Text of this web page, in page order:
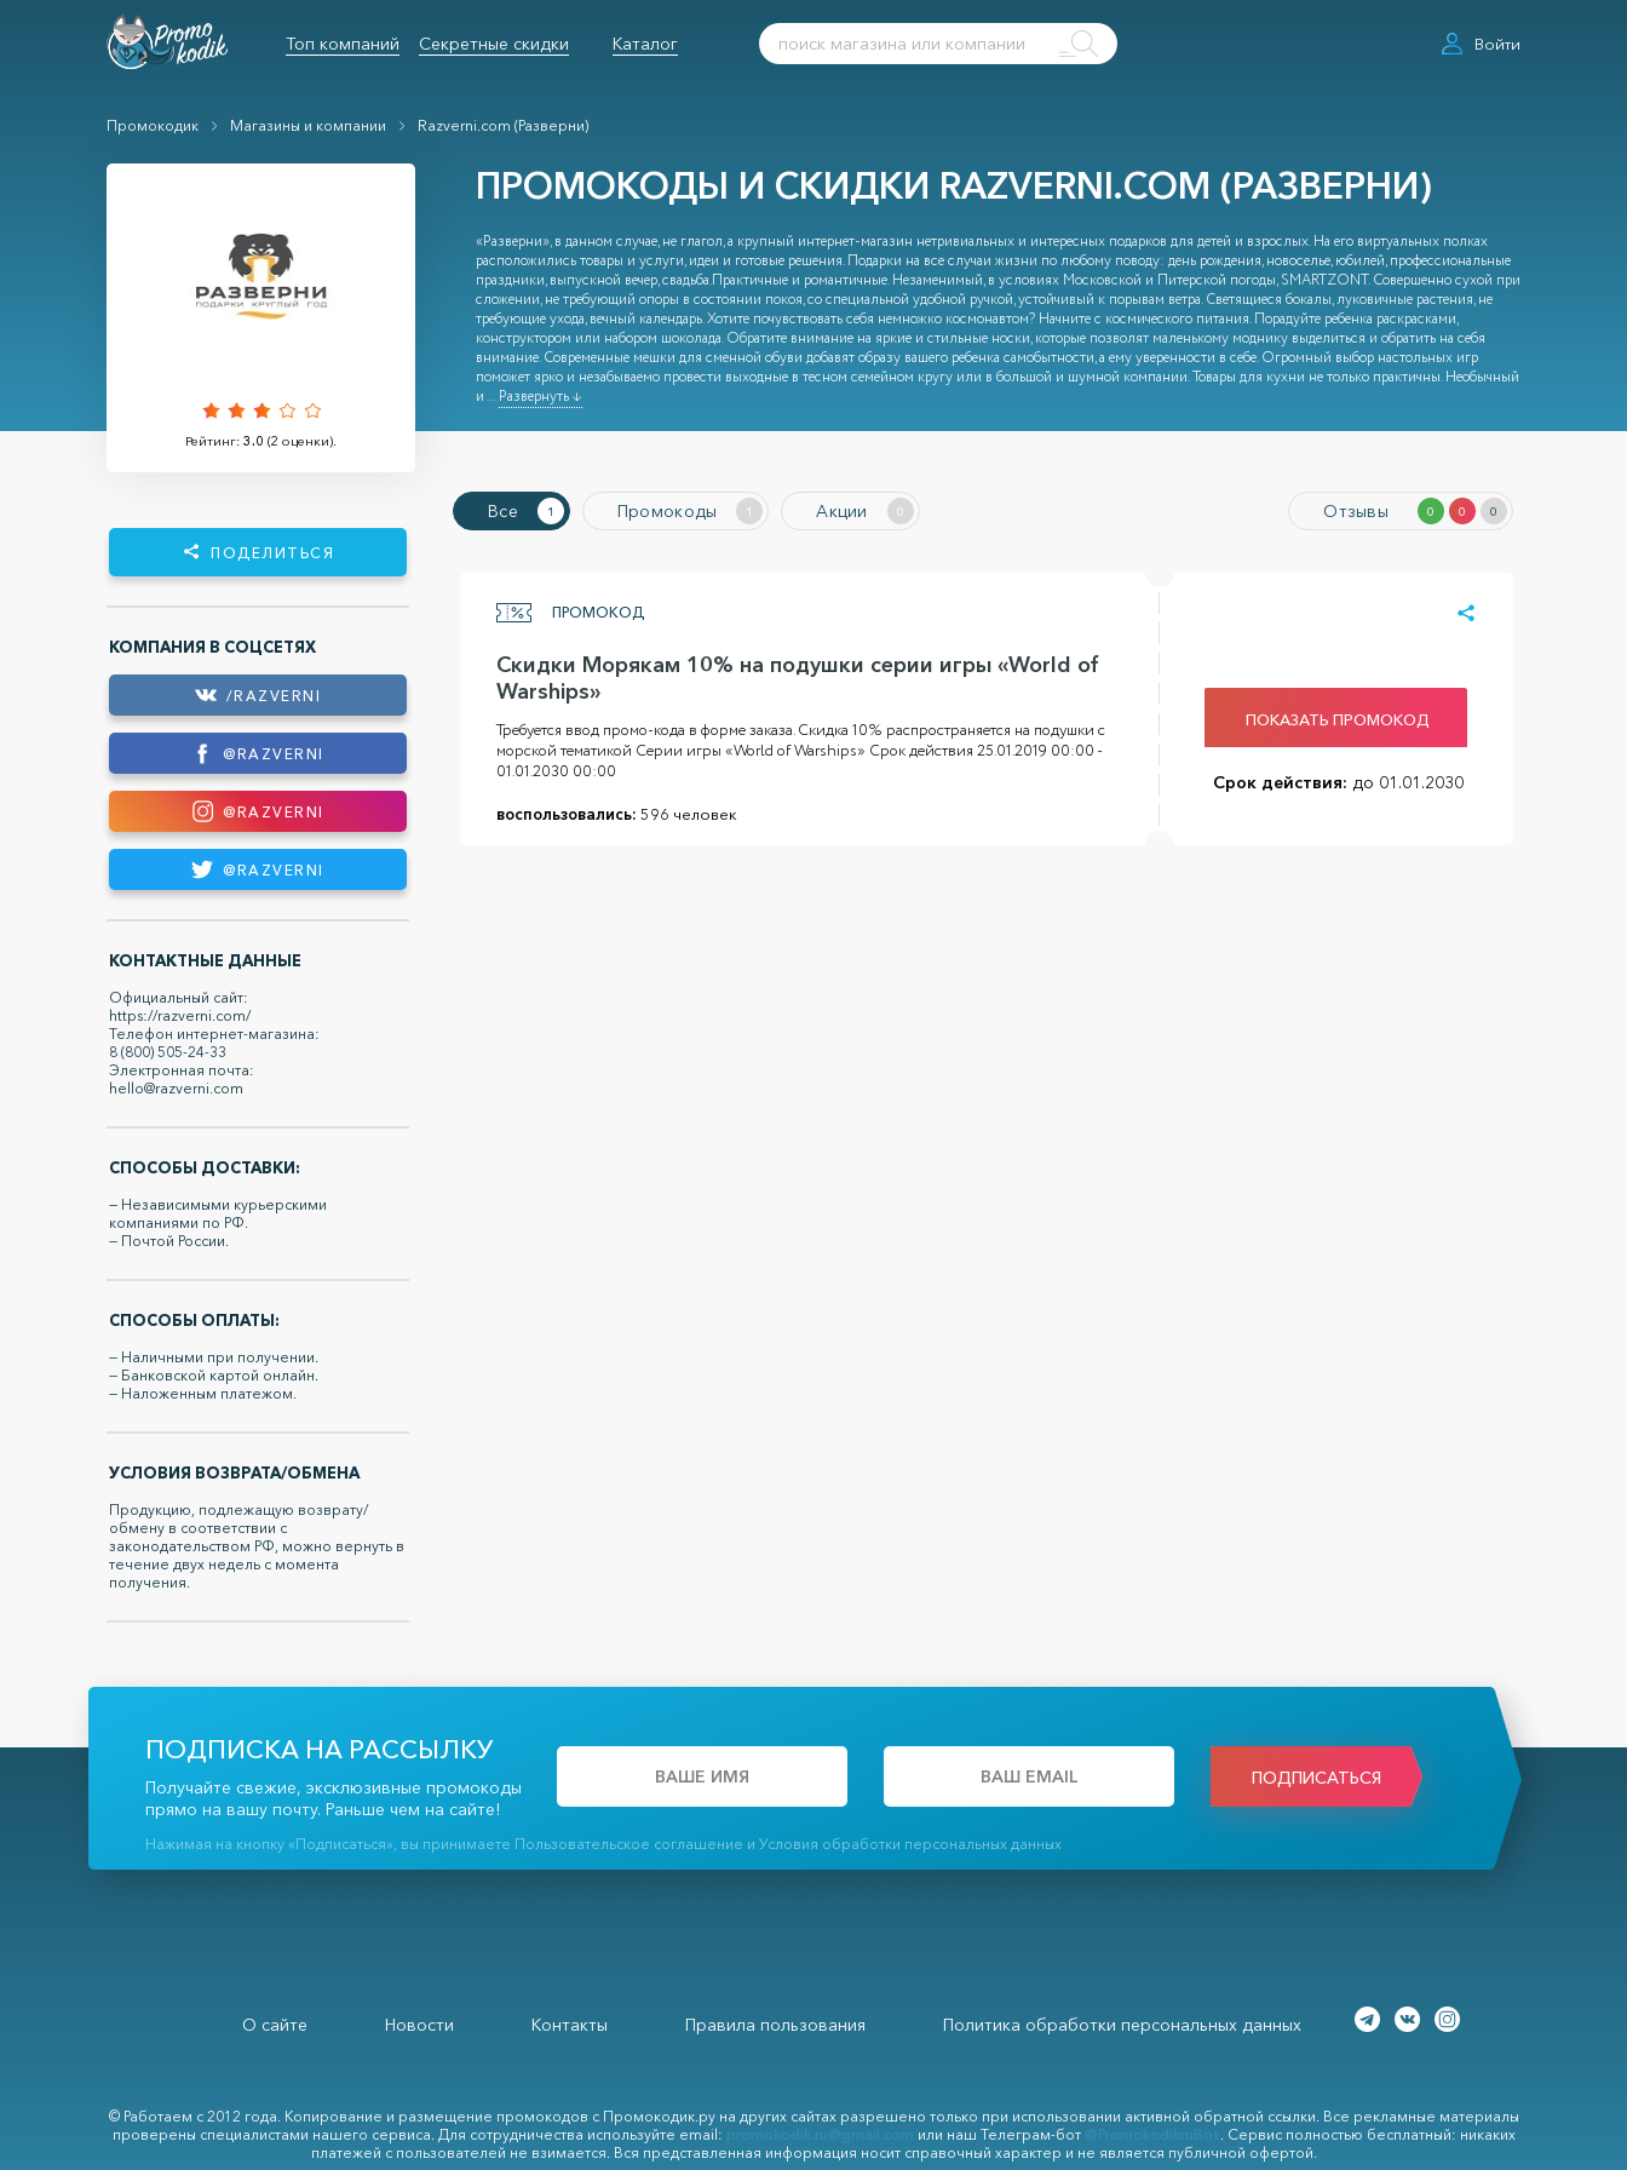
Топ компаний Секретные скидки Каталог Войти
Промокодик Магазины и компании Razverni.com (Разверни)
Рейтинг: 3.0 (2 оценки).
ПРОМОКОДЫ И СКИДКИ RAZVERNI.COM (РАЗВЕРНИ)
«Разверни», в данном случае, не глагол, а крупный интернет-магазин нетривиальных и интересных подарков для детей и взрослых. На его виртуальных полках
расположились товары и услуги, идеи и готовые решения. Подарки на все случаи жизни по любому поводу: день рождения, новоселье, юбилей, профессиональные
праздники, выпускной вечер, свадьба.Практичные и романтичные. Незаменимый, в условиях Московской и Питерской погоды, SMARTZONT. Совершенно сухой при
сложении, не требующий опоры в состоянии покоя, со специальной удобной ручкой, устойчивый к порывам ветра. Светящиеся бокалы, луковичные растения, не
требующие ухода, вечный календарь. Хотите почувствовать себя немножко космонавтом? Начните с космического питания. Порадуйте ребенка раскрасками,
конструктором или набором шоколада. Обратите внимание на яркие и стильные носки, которые позволят маленькому моднику выделиться и обратить на себя
внимание. Современные мешки для сменной обуви добавят образу вашего ребенка самобытности, а ему уверенности в себе. Огромный выбор настольных игр
поможет ярко и незабываемо провести выходные в тесном семейном кругу или в большой и шумной компании. Товары для кухни не только практичны. Необычный
и...Развернуть ↓
ПОДЕЛИТЬСЯ
КОМПАНИЯ В СОЦСЕТЯХ
/RAZVERNI
@RAZVERNI
@RAZVERNI
@RAZVERNI
КОНТАКТНЫЕ ДАННЫЕ
Официальный сайт:
https://razverni.com/
Телефон интернет-магазина:
8 (800) 505-24-33
Электронная почта:
hello@razverni.com
СПОСОБЫ ДОСТАВКИ:
— Независимыми курьерскими
компаниями по РФ.
— Почтой России.
СПОСОБЫ ОПЛАТЫ:
— Наличными при получении.
— Банковской картой онлайн.
— Наложенным платежом.
УСЛОВИЯ ВОЗВРАТА/ОБМЕНА
Продукцию, подлежащую возврату/
обмену в соответствии с
законодательством РФ, можно вернуть в
течение двух недель с момента
получения.
Все 1 Промокоды 1 Акции 0 Отзывы 0 0 0
ПРОМОКОД
Скидки Морякам 10% на подушки серии игры «World of
Warships»
Требуется ввод промо-кода в форме заказа. Скидка 10% распространяется на подушки с
морской тематикой Серии игры «World of Warships» Срок действия 25.01.2019 00:00 -
01.01.2030 00:00
воспользовались: 596 человек
ПОКАЗАТЬ ПРОМОКОД
Срок действия: до 01.01.2030
ПОДПИСКА НА РАССЫЛКУ
Получайте свежие, эксклюзивные промокоды
прямо на вашу почту. Раньше чем на сайте!
ПОДПИСАТЬСЯ
Нажимая на кнопку «Подписаться», вы принимаете Пользовательское соглашение и Условия обработки персональных данных
О сайте Новости Контакты Правила пользования Политика обработки персональных данных
© Работаем с 2012 года. Копирование и размещение промокодов с Промокодик.ру на других сайтах разрешено только при использовании активной обратной ссылки. Все рекламные материалы
проверены специалистами нашего сервиса. Для сотрудничества используйте email:
или наш Телеграм-бот
. Сервис полностью бесплатный: никаких
платежей с пользователей не взимается. Вся представленная информация носит справочный характер и не является публичной офертой.